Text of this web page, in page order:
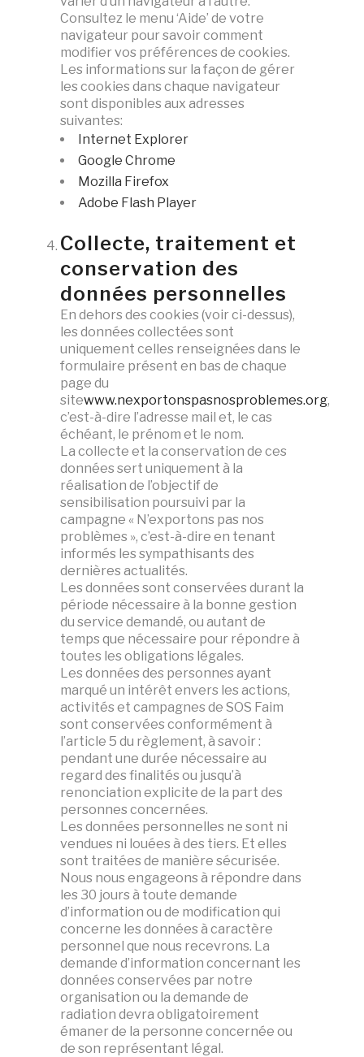
Consultez le menu ‘Aide’ de votre
navigateur pour savoir comment
modifier vos préférences de cookies.
Les informations sur la façon de gérer
les cookies dans chaque navigateur
sont disponibles aux adresses
suivantes:
Internet Explorer
Google Chrome
Mozilla Firefox
Adobe Flash Player
Collecte, traitement et
conservation des
données personnelles
En dehors des cookies (voir ci-dessus),
les données collectées sont
uniquement celles renseignées dans le
formulaire présent en bas de chaque
page du
sitewww.nexportonspasnosproblemes.org,
c’est-à-dire l’adresse mail et, le cas
échéant, le prénom et le nom.
La collecte et la conservation de ces
données sert uniquement à la
réalisation de l’objectif de
sensibilisation poursuivi par la
campagne « N’exportons pas nos
problèmes », c’est-à-dire en tenant
informés les sympathisants des
dernières actualités.
Les données sont conservées durant la
période nécessaire à la bonne gestion
du service demandé, ou autant de
temps que nécessaire pour répondre à
toutes les obligations légales.
Les données des personnes ayant
marqué un intérêt envers les actions,
activités et campagnes de SOS Faim
sont conservées conformément à
l’article 5 du règlement, à savoir :
pendant une durée nécessaire au
regard des finalités ou jusqu’à
renonciation explicite de la part des
personnes concernées.
Les données personnelles ne sont ni
vendues ni louées à des tiers. Et elles
sont traitées de manière sécurisée.
Nous nous engageons à répondre dans
les 30 jours à toute demande
d’information ou de modification qui
concerne les données à caractère
personnel que nous recevrons. La
demande d’information concernant les
données conservées par notre
organisation ou la demande de
radiation devra obligatoirement
émaner de la personne concernée ou
de son représentant légal.